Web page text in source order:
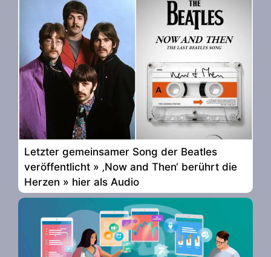
Letzter gemeinsamer Song der Beatles
veröffentlicht » ‚Now and Then‘ berührt die
Herzen » hier als Audio